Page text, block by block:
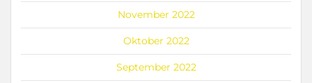
November 2022
Oktober 2022
September 2022